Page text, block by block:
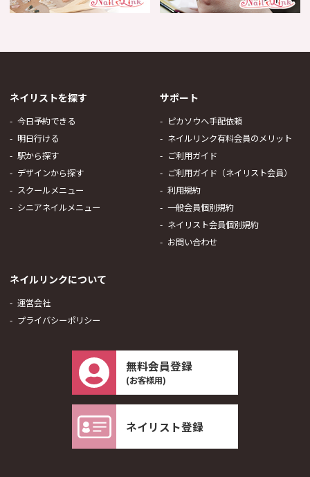
ネイリストを探す
今日予約できる
明日行ける
駅から探す
デザインから探す
スクールメニュー
シニアネイルメニュー
サポート
ピカソウへ手配依頼
ネイルリンク有料会員のメリット
ご利用ガイド
ご利用ガイド（ネイリスト会員）
利用規約
一般会員個別規約
ネイリスト会員個別規約
お問い合わせ
ネイルリンクについて
運営会社
プライバシーポリシー
無料会員登録
(お客様用)
ネイリスト登録